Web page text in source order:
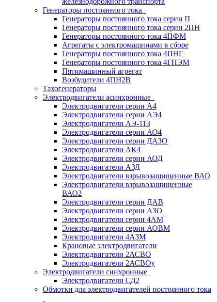
Генераторы постоянного тока
Генераторы постоянного тока серии П
Генераторы постоянного тока серии 2ПН
Генераторы постоянного тока 4ПФМ
Агрегаты с электромашинами в сборе
Генераторы постоянного тока 4ПНГ
Генераторы постоянного тока 4ГПЭМ
Пятимашинный агрегат
Возбудители 4ПН2В
Тахогенераторы
Электродвигатели асинхронные
Электродвигатели серии А4
Электродвигатели серии АЭ4
Электродвигатели АЭ-113
Электродвигатели серии АО4
Электродвигатели серии ДАЗО
Электродвигатели АК4
Электродвигатели серии АОД
Электродвигатели АЗД
Электродвигатели взрывозащищенные ВАО
Электродвигатели взрывозащищенные
ВАО2
Электродвигатели серии ДАВ
Электродвигатели серии АЗО
Электродвигатели серии 4АМ
Электродвигатели серии АОВМ
Электродвигатели 4АЗМ
Крановые электродвигатели
Электродвигатели 2АСВО
Электродвигатели 2АСВОу
Электродвигатели синхронные
Электродвигатели СД2
Обмотки для электродвигателей постоянного тока